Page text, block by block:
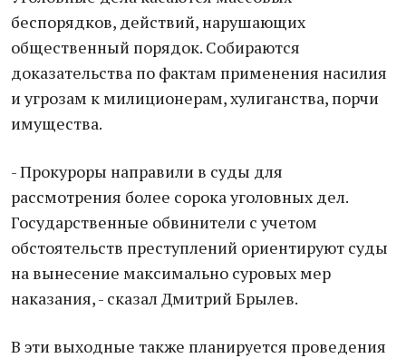
беспорядков, действий, нарушающих
общественный порядок. Собираются
доказательства по фактам применения насилия
и угрозам к милиционерам, хулиганства, порчи
имущества.
- Прокуроры направили в суды для
рассмотрения более сорока уголовных дел.
Государственные обвинители с учетом
обстоятельств преступлений ориентируют суды
на вынесение максимально суровых мер
наказания, - сказал Дмитрий Брылев.
В эти выходные также планируется проведения